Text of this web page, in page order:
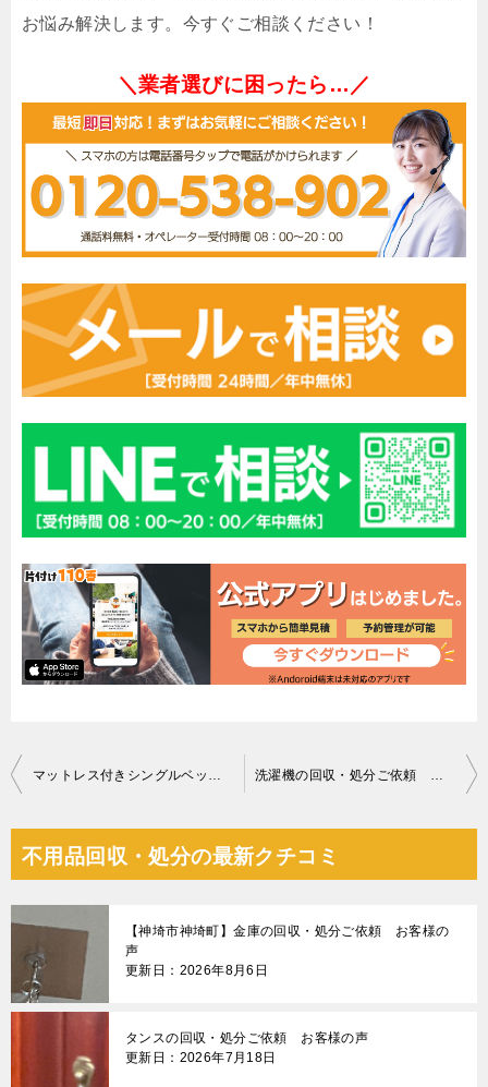
お悩み解決します。今すぐご相談ください！
＼業者選びに困ったら…／
投
ナ
ビ
ゲ
シ
ョ
ン
マットレス付きシングルベッド、PCデスク、椅子、布団等の回収 洗濯機の回収・処分ご依頼 お客様の声
不用品回収・処分の最新クチコミ
【神埼市神埼町】金庫の回収・処分ご依頼 お客様の
声
更新日：2026年8月6日
タンスの回収・処分ご依頼 お客様の声
更新日：2026年7月18日